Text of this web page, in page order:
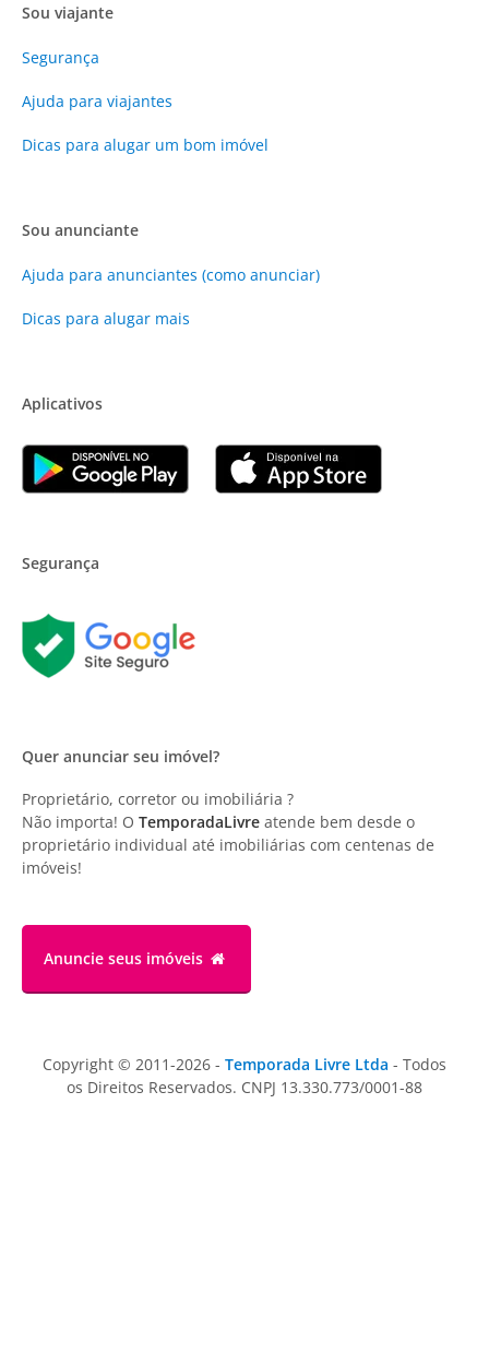
Sou viajante
Segurança
Ajuda para viajantes
Dicas para alugar um bom imóvel
Sou anunciante
Ajuda para anunciantes (como anunciar)
Dicas para alugar mais
Aplicativos
Segurança
Quer anunciar seu imóvel?
Proprietário, corretor ou imobiliária ?
Não importa! O TemporadaLivre atende bem desde o
proprietário individual até imobiliárias com centenas de
imóveis!
Anuncie seus imóveis
Copyright © 2011-2026 - Temporada Livre Ltda - Todos
os Direitos Reservados. CNPJ 13.330.773/0001-88